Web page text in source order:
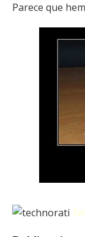
Parece que